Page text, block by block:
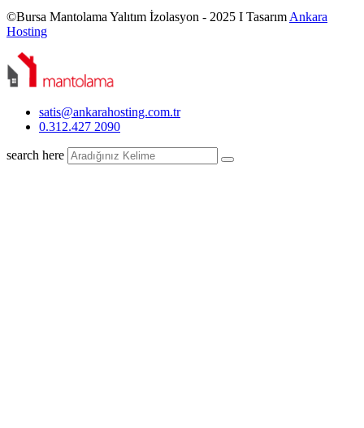
©Bursa Mantolama Yalıtım İzolasyon - 2025 I TasarımAnkara
Hosting
satis@ankarahosting.com.tr
0.312.427 2090
search here